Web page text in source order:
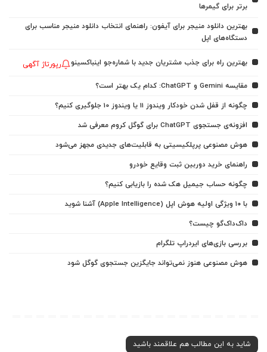
برتر برای گیمرها
بهترین دانلود منیجر برای آیفون: راهنمای انتخاب دانلود منیجر مناسب برای
دستگاه‌های اپل
بهترین راه برای جذب مشتریان جدید با شماره‌جو اینباکسینو رپورتاژ آگهی
مقایسه Gemini و ChatGPT: کدام یک بهتر است؟
چگونه از قفل شدن خودکار ویندوز 11 یا ویندوز 10 جلوگیری کنیم؟
افزونه‌ی جستجوی ChatGPT برای گوگل کروم معرفی شد
هوش مصنوعی پرپلکیسیتی به قابلیت‌های جدیدی مجهز می‌شود
راهنمای خرید دوربین ثبت وقایع خودرو
چگونه حساب جیمیل هک شده را بازیابی کنیم؟
با ۱۰ ویژگی اولیه هوش اپل (Apple Intelligence) آشنا شوید
داک‌داک‌گو چیست؟
بررسی بازی‌های ایردراپ تلگرام
هوش مصنوعی هنوز نمی‌تواند جایگزین جستجوی گوگل شود
شاید به این مطالب هم علاقمند باشید